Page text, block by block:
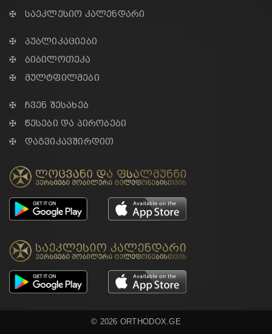
✠ საეკლესიო კალენდარი
✠ პუბლიკაციები
✠ ბიბილოთეკა
✠ მულტფილმები
✠ ჩვენ შესახებ
✠ წესები და პირობები
✠ დაგვიკავშირდით
© 2026 ORTHODOX.GE